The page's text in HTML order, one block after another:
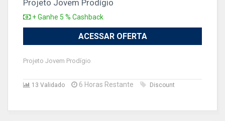
Projeto Jovem Prodígio
+ Ganhe 5 % Cashback
ACESSAR OFERTA
Projeto Jovem Prodígio
13 Validado 6 Horas Restante Discount